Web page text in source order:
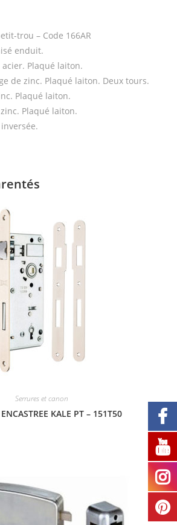
trou – Code 166AR
enduit.
Plaqué laiton.
de zinc. Plaqué laiton. Deux tours.
Plaqué laiton.
Plaqué laiton.
Serrures et canon
ENCASTREE KALE PT – 151T50